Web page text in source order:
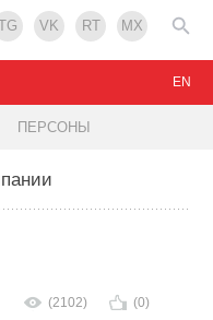
VK RT MX
ПЕРСОНЫ
EN
(2102) (0)